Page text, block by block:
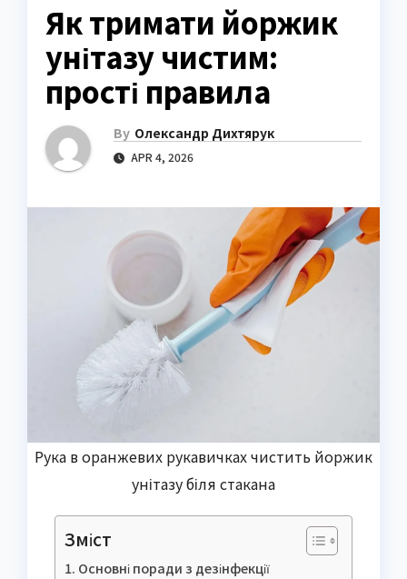
Як тримати йоржик
унітазу чистим:
прості правила
By Олександр Дихтярук
APR 4, 2026
Рука в оранжевих рукавичках чистить йоржик
унітазу біля стакана
Зміст
Основні поради з дезінфекції